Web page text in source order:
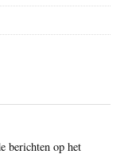
berichten op het